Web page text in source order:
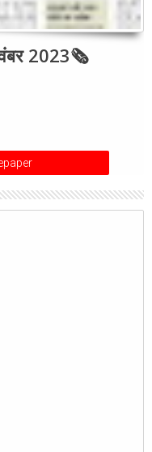
2023🗞